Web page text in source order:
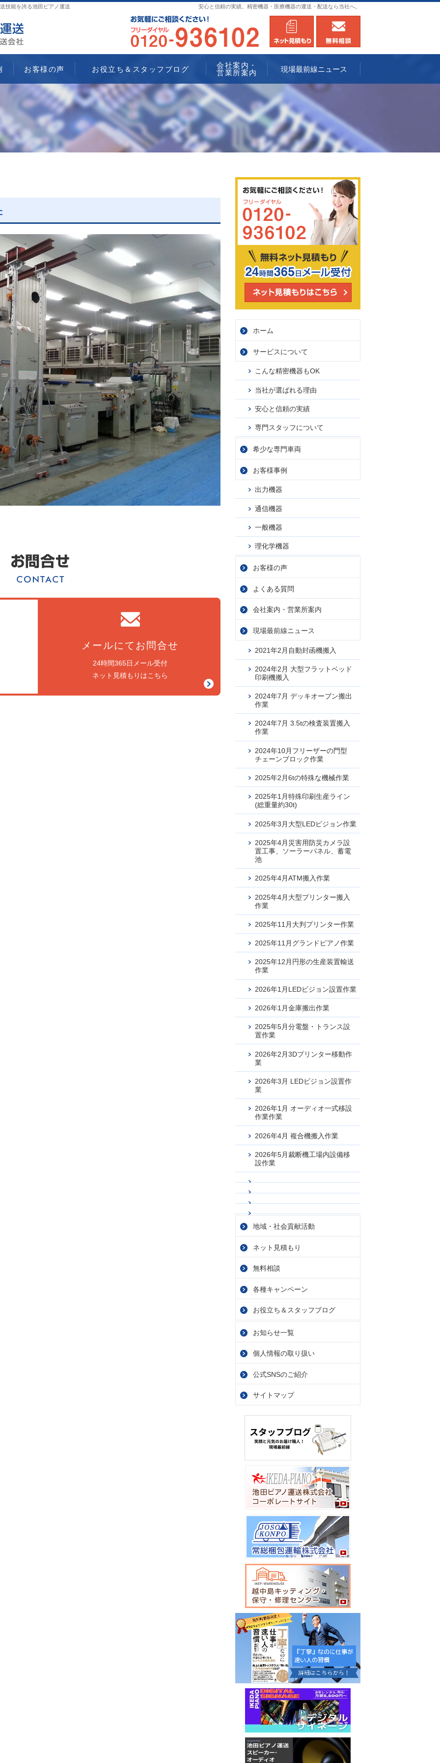
安心と信頼の実績。精密機器・医療機器の運送・配送なら当社へ。
技能を誇る池田ピアノ運送
メールにてお問合せ
24時間365日メール受付
ネット見積もりはこちら
ホーム
サービスについて
こんな精密機器もOK
当社が選ばれる理由
安心と信頼の実績
専門スタッフについて
希少な専門車両
お客様事例
出力機器
通信機器
一般機器
理化学機器
お客様の声
よくある質問
会社案内・ 営業所案内
現場最前線ニュース
2021年2月自動封函機搬入
2024年2月 大型フラットベッド
印刷機搬入
2024年7月 デッキオーブン搬出
作業
2024年7月 3.5tの検査装置搬入
作業
2024年10月フリーザーの門型
チェーンブロック作業
2025年2月6tの特殊な機械作業
2025年1月特殊印刷生産ライン
(総重量約30t)
2025年3月大型LEDビジョン作業
2025年4月災害用防災カメラ設
置工事、ソーラーパネル、蓄電
池
2025年4月ATM搬入作業
2025年4月大型プリンター搬入
作業
2025年11月大判プリンター作業
2025年11月グランドピアノ作業
2025年12月円形の生産装置輸送
作業
2026年1月LEDビジョン設置作業
2026年1月金庫搬出作業
2025年5月分電盤・トランス設
置作業
2026年2月3Dプリンター移動作
業
2026年3月 LEDビジョン設置作
業
2026年1月 オーディオ一式移設
作業作業
2026年4月 複合機搬入作業
2026年5月裁断機工場内設備移
設作業
地域・社会貢献活動
ネット見積もり
無料相談
各種キャンペーン
お役立ち＆スタッフブログ
お知らせ一覧
個人情報の取り扱い
公式SNSのご紹介
サイトマップ
0120-936102
お客様の声 お役立ち＆スタッフブログ
会社案内・
営業所案内
現場最前線ニュース